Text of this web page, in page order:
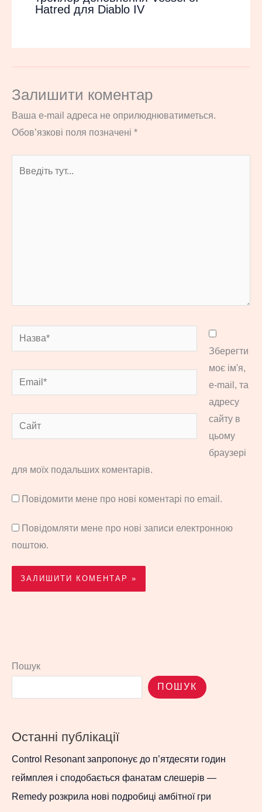
Hatred для Diablo IV
Залишити коментар
Ваша e-mail адреса не оприлюднюватиметься.
Обов’язкові поля позначені *
Назва*
Email*
Сайт
Зберегти
моє ім'я,
e-mail, та
адресу
сайту в
цьому
браузері
для моїх подальших коментарів.
Повідомити мене про нові коментарі по email.
Повідомляти мене про нові записи електронною
поштою.
Пошук
ПОШУК
Останні публікації
Control Resonant запропонує до п’ятдесяти годин
геймплея і сподобається фанатам слешерів —
Remedy розкрила нові подробиці амбітної гри